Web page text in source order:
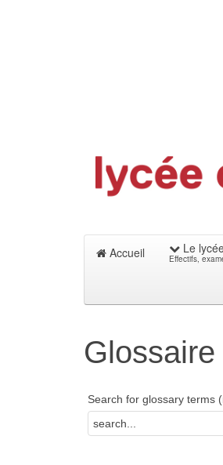
Accueil Le
Effectifs,
Glossaire
Search for glossary terms